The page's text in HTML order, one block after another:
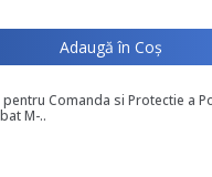
Adaugă în Coş
Comanda si Protectie a
M-..